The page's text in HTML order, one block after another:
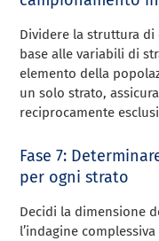
Dividere la struttura
base alle variabili di
elemento della
un solo strato,
reciprocamente
Fase 7:
per ogni strato
Decidi la dimensione
l’indagine